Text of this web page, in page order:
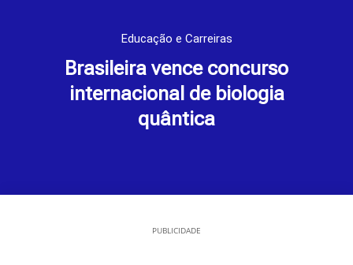
Educação e Carreiras
Brasileira vence concurso
internacional de biologia
quântica
PUBLICIDADE